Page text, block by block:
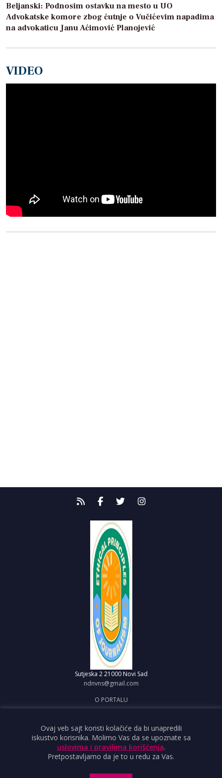
Beljanski: Podnosim ostavku na mesto u UO
Advokatske komore zbog ćutnje o Vučićevim napadima
na advokaticu Janu Aćimović Planojević
VIDEO
Sutjeska 2 21000 Novi Sad
ndnvns@gmail.com
O PORTALU
OBJAVI VEST
USLOVI KORIŠĆENJA
Ovaj veb sajt koristi kolačiće da bi unapredili
iskustvo korisnika. Molimo Vas da se upoznate sa
uslovima i pravilima korišćenja.
Pretpostavljamo da je to u redu za Vas.